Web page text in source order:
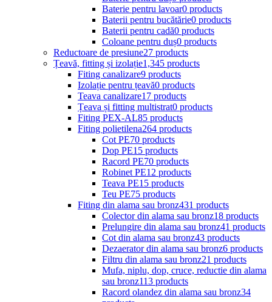
Baterie pentru lavoar0 products
Baterii pentru bucătărie0 products
Baterii pentru cadă0 products
Coloane pentru duș0 products
Reductoare de presiune27 products
Țeavă, fitting și izolație1,345 products
Fiting canalizare9 products
Izolație pentru țeavă0 products
Teava canalizare17 products
Țeava și fitting multistrat0 products
Fiting PEX-AL85 products
Fiting polietilena264 products
Cot PE70 products
Dop PE15 products
Racord PE70 products
Robinet PE12 products
Teava PE15 products
Teu PE75 products
Fiting din alama sau bronz431 products
Colector din alama sau bronz18 products
Prelungire din alama sau bronz41 products
Cot din alama sau bronz43 products
Dezaerator din alama sau bronz6 products
Filtru din alama sau bronz21 products
Mufa, niplu, dop, cruce, reductie din alama
sau bronz113 products
Racord olandez din alama sau bronz34